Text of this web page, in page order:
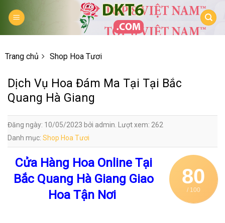
Trang chủ Shop Hoa Tươi
Dịch Vụ Hoa Đám Ma Tại Tại Bắc
Quang Hà Giang
Đăng ngày: 10/05/2023 bởi admin. Lượt xem: 262
Danh mục: Shop Hoa Tươi
80
/ 100
Cửa Hàng Hoa Online Tại
Bắc Quang Hà Giang Giao
Hoa Tận Nơi